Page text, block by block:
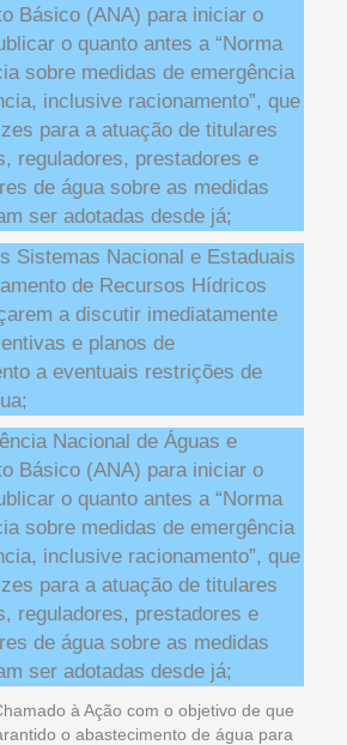
Básico (ANA) para iniciar o
o quanto antes a “Norma
sobre medidas de emergência
inclusive racionamento”, que
para a atuação de titulares
reguladores, prestadores e
de água sobre as medidas
ser adotadas desde já;
Sistemas Nacional e Estaduais
de Recursos Hídricos
a discutir imediatamente
e planos de
a eventuais restrições de
Nacional de Águas e
Básico (ANA) para iniciar o
o quanto antes a “Norma
sobre medidas de emergência
inclusive racionamento”, que
para a atuação de titulares
reguladores, prestadores e
de água sobre as medidas
ser adotadas desde já;
à Ação com o objetivo de que
o abastecimento de água para